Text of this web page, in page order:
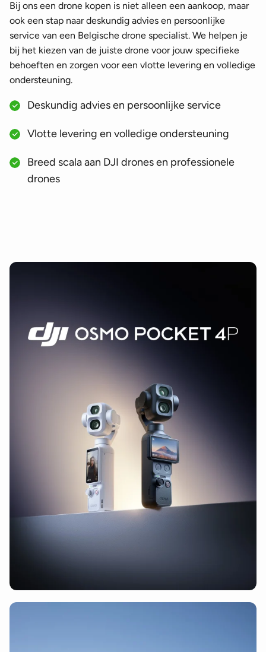
Bij ons een drone kopen is niet alleen een aankoop, maar
ook een stap naar deskundig advies en persoonlijke
service van een Belgische drone specialist. We helpen je
bij het kiezen van de juiste drone voor jouw specifieke
behoeften en zorgen voor een vlotte levering en volledige
ondersteuning.
Deskundig advies en persoonlijke service
Vlotte levering en volledige ondersteuning
Breed scala aan DJI drones en professionele
drones